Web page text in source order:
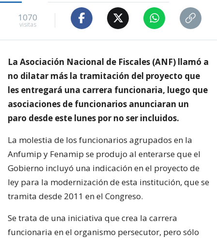
1070
visitas
La Asociación Nacional de Fiscales (ANF) llamó a
no dilatar más la tramitación del proyecto que
les entregará una carrera funcionaria, luego que
asociaciones de funcionarios anunciaran un
paro desde este lunes por no ser incluidos.
La molestia de los funcionarios agrupados en la
Anfumip y Fenamip se produjo al enterarse que el
Gobierno incluyó una indicación en el proyecto de
ley para la modernización de esta institución, que se
tramita desde 2011 en el Congreso.
Se trata de una iniciativa que crea la carrera
funcionaria en el organismo persecutor, pero sólo